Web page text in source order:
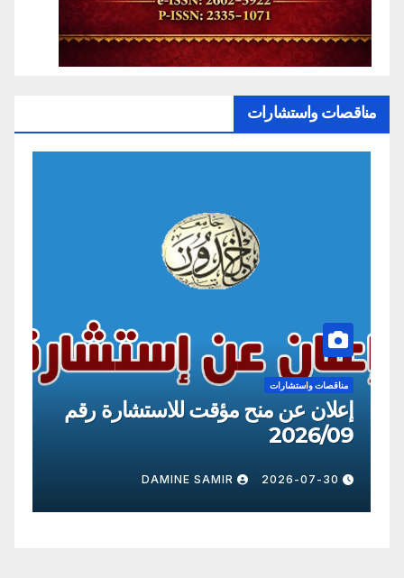
مناقصات واستشارات
مناقصات
إعلان
واستشارات
عن منح مؤقت للاستشارة رقم
2026-07-
DAMINE SAMIR